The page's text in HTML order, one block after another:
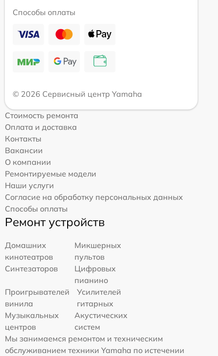
Способы оплаты
© 2026 Сервисный центр Yamaha
Стоимость ремонта
Оплата и доставка
Контакты
Вакансии
О компании
Ремонтируемые модели
Наши услуги
Согласие на обработку персональных данных
Способы оплаты
Ремонт устройств
Домашних
кинотеатров
Микшерных
пультов
Синтезаторов
Цифровых
пианино
Проигрывателей
винила
Усилителей
гитарных
Музыкальных
центров
Акустических
систем
Мы занимаемся ремонтом и техническим
обслуживанием техники Yamaha по истечении